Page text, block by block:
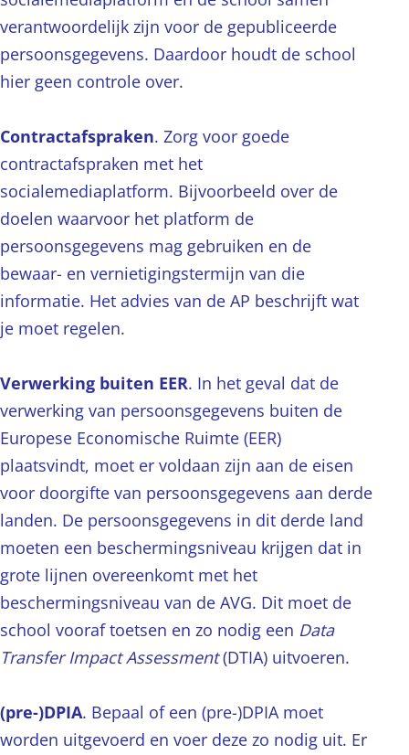
verantwoordelijk zijn voor de gepubliceerde
persoonsgegevens. Daardoor houdt de school
hier geen controle over.
Contractafspraken. Zorg voor goede
contractafspraken met het
socialemediaplatform. Bijvoorbeeld over de
doelen waarvoor het platform de
persoonsgegevens mag gebruiken en de
bewaar- en vernietigingstermijn van die
informatie. Het advies van de AP beschrijft wat
je moet regelen.
Verwerking buiten EER. In het geval dat de
verwerking van persoonsgegevens buiten de
Europese Economische Ruimte (EER)
plaatsvindt, moet er voldaan zijn aan de eisen
voor doorgifte van persoonsgegevens aan derde
landen. De persoonsgegevens in dit derde land
moeten een beschermingsniveau krijgen dat in
grote lijnen overeenkomt met het
beschermingsniveau van de AVG. Dit moet de
school vooraf toetsen en zo nodig een Data
Transfer Impact Assessment(DTIA) uitvoeren.
(pre-)DPIA. Bepaal of een (pre-)DPIA moet
worden uitgevoerd en voer deze zo nodig uit. Er